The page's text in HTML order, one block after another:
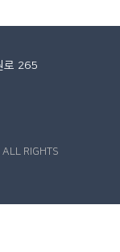
로 265
ALL RIGHTS